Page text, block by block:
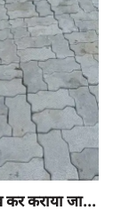
कर कराया जा...